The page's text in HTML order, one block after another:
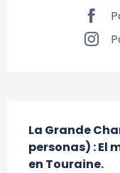
La Grande
personas) : El
en Touraine.